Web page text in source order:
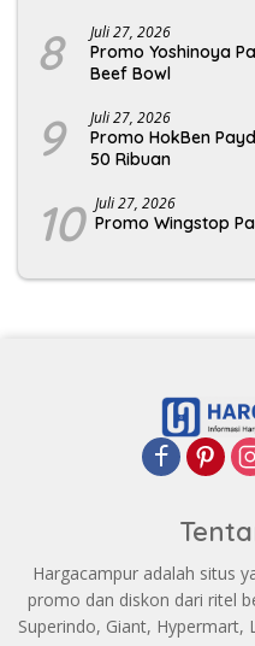
8 Juli 27, 2026
Promo Yoshinoya
Beef Bowl
9 Juli 27, 2026
Promo HokBen
50 Ribuan
10 Juli 27, 2026
Promo Wingstop
Hargacampur adalah situs
promo dan diskon dari ritel
Superindo, Giant,